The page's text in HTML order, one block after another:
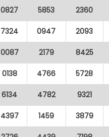
0827 5853 2360
7324 0947 2093
0087 2179 8425
0138 4766 5728
6134 4782 9321
4397 1459 3879